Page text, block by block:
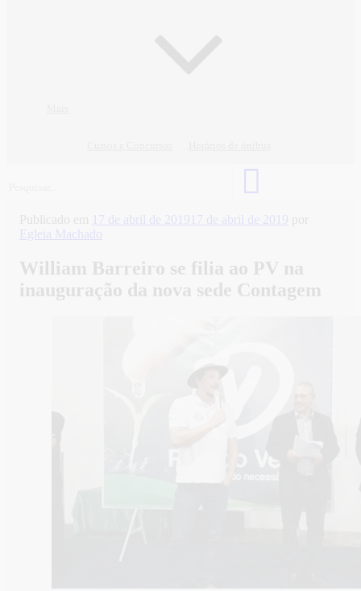
Publicado em 17 de abril de 2019 17 de abril de 2019 por
Egleia Machado
William Barreiro se filia ao PV na
inauguração da nova sede Contagem